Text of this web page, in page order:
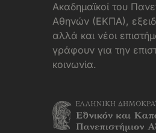
Aκαδημαϊκοί του
Αθηνών (ΕΚΠΑ),
αλλά και νέοι
γράφουν για την
κοινωνία.